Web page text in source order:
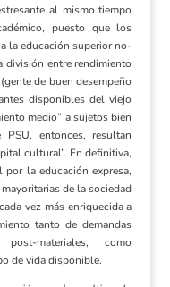
al mismo tiempo
puesto que los
la educación superior no-
división entre rendimiento
de buen desempeño
disponibles del viejo
medio” a sujetos bien
entonces, resultan
cultural”. En definitiva,
la educación expresa,
de la sociedad
vez más enriquecida a
tanto de demandas
materiales, como
de vida disponible.